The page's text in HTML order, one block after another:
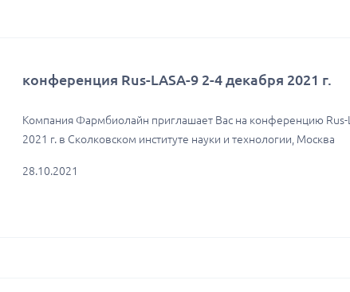
конференция Rus-LASA-9 2-4 декабря 2021 г.
Компания Фармбиолайн приглашает Вас на конференцию Rus-
2021 г. в Сколковском институте науки и технологии, Москва
28.10.2021